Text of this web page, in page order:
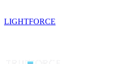
LIGHTFORCE